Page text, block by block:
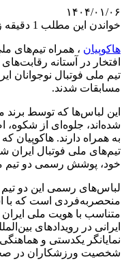
۱۴۰۴/۰۱/۰۶
خواندن این مطلب 1 دقیقه زمان میبرد
هاکوپیان ، همراه تیم‌های
افتخار در آستانه
تیم ملی فوتبال نوجوانان
مسابقات شدند.
این لباس‌ها که توسط برند
شده‌اند، جلوه‌ای از شکوه،
به همراه دارند.
تیم‌های ملی فوتبال ایران
خود، پوشش رسمی دو تیم
لباس‌های رسمی این دو
منحصربه‌فردی است که با
متناسب با هویت ملی
ایرانی در رویدادهای
نمایانگر یکدستی و
شخصیت ورزشکاران در